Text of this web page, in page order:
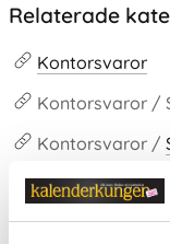
Relaterade
Kontorsvaror
Kontorsvaror /
Kontorsvaror /